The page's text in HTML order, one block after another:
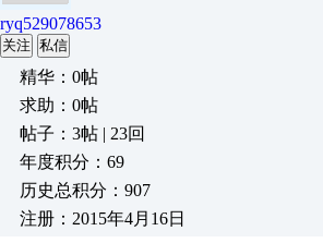
ryq529078653
关注 私信
精华：0帖
求助：0帖
帖子：3帖 | 23回
年度积分：69
历史总积分：907
注册：2015年4月16日